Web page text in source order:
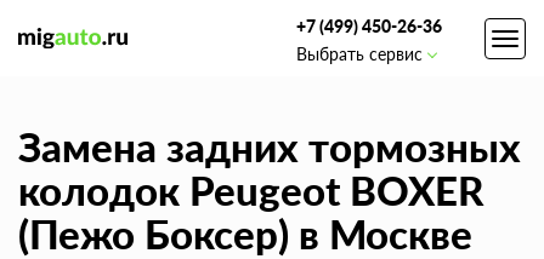
+7 (499) 450-26-36
Выбрать сервис
Замена задних тормозных
колодок Peugeot BOXER
(Пежо Боксер) в Москве